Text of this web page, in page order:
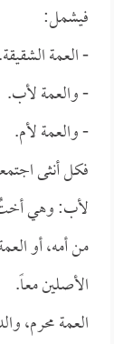
فيشمل:
- العمة الشقيقة.
- والعمة لأب.
- والعمة لأم.
فكل أنثى
لأب: وهي أختُ
من أمه، أو
الأصلين معاً.
العمة محرم،